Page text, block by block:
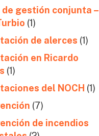
de gestión conjunta –
(1)
de alerces (1)
en Ricardo
(1)
del NOCH (1)
(7)
de incendios